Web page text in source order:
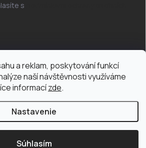
a reklam, poskytování funkcí
naší návštěvnosti využíváme
informacízde.
Nastavenie
Súhlasím
s
. Všetky práva vyhradené.Upraviť
nastavenie cookies